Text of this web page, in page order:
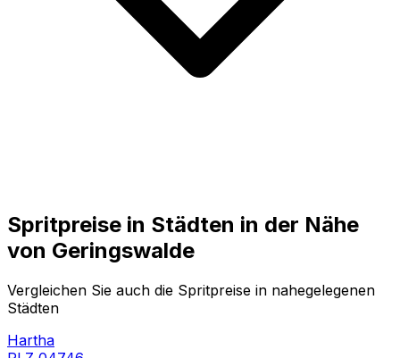
Spritpreise in Städten in der Nähe
von Geringswalde
Vergleichen Sie auch die Spritpreise in nahegelegenen
Städten
Hartha